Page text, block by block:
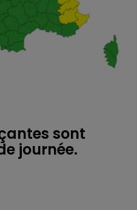
sont
journée.